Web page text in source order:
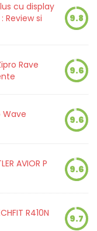
cu display
Review si
9.8
Rave
9.6
9.6
AVIOR P
9.6
R410N
9.7